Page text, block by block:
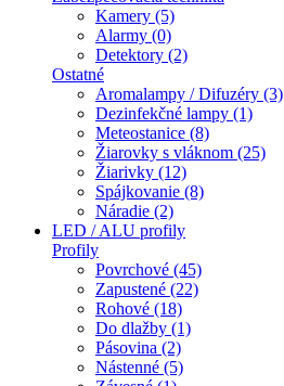
Kamery (5)
Alarmy (0)
Detektory (2)
Ostatné
Aromalampy / Difuzéry (3)
Dezinfekčné lampy (1)
Meteostanice (8)
Žiarovky s vláknom (25)
Žiarivky (12)
Spájkovanie (8)
Náradie (2)
LED / ALU profily
Profily
Povrchové (45)
Zapustené (22)
Rohové (18)
Do dlažby (1)
Pásovina (2)
Nástenné (5)